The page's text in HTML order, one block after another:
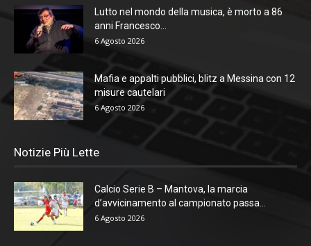
Lutto nel mondo della musica, è morto a 86
anni Francesco...
6 Agosto 2026
Mafia e appalti pubblici, blitz a Messina con 12
misure cautelari
6 Agosto 2026
Notizie Più Lette
Calcio Serie B – Mantova, la marcia
d’avvicinamento al campionato passa...
6 Agosto 2026